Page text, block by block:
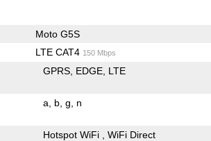
Moto G5S
LTE CAT4 150 Mbps
GPRS EDGE LTE
a b g n
Hotspot WiFi WiFi Direct